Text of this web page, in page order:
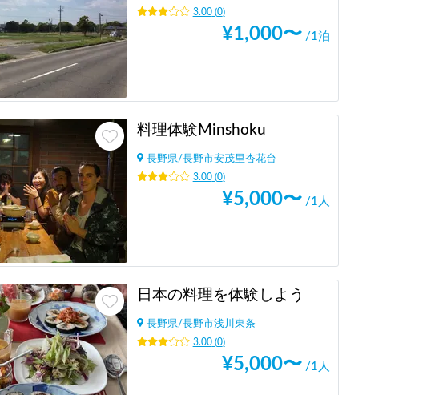
3.00(0)
¥1,000〜 /1泊
料理体験Minshoku
長野県/長野市安茂里杏花台
3.00(0)
¥5,000〜 /1人
日本の料理を体験しよう
長野県/長野市浅川東条
3.00(0)
¥5,000〜 /1人